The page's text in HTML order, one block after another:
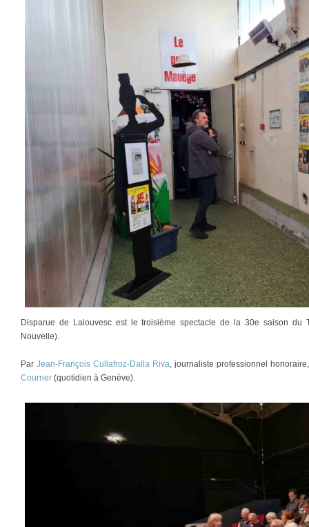
Disparue de Lalouvesc est le troisième spectacle de la 30e saison du
Nouvelle).
Par Jean-François Cullafroz-Dalla Riva, journaliste professionnel
Courrier (quotidien à Genève).